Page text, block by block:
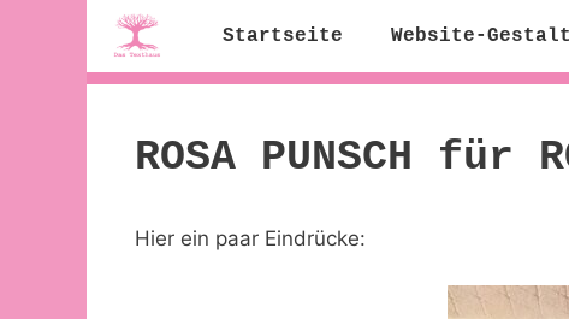
Startseite Website-
ROSA PUNSCH für
Hier ein paar Eindrücke: